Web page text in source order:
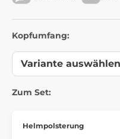
Kopfumfang:
Zum Set:
Helmpolsterung